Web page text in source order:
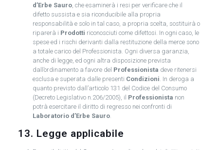
d’Erbe Sauro, che esaminerà i resi per verificare che il
difetto sussista e sia riconducibile alla propria
responsabilità e solo in tal caso, a propria scelta, sostituirà o
riparerà i Prodotti riconosciuti come difettosi. In ogni caso, le
spese ed i rischi derivanti dalla restituzione della merce sono
a totale carico del Professionista. Ogni diversa garanzia,
anche di legge, ed ogni altra disposizione prevista
dall’ordinamento a favore del Professionista deve ritenersi
esclusa e superata dalle presenti Condizioni. In deroga a
quanto previsto dall’articolo 131 del Codice del Consumo
(Decreto Legislativo n.206/2005), il Professionista non
potrà esercitare il diritto di regresso nei confronti di
Laboratorio d’Erbe Sauro.
13. Legge applicabile